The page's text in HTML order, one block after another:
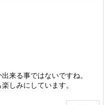
来る事ではないですね。
しみにしています。